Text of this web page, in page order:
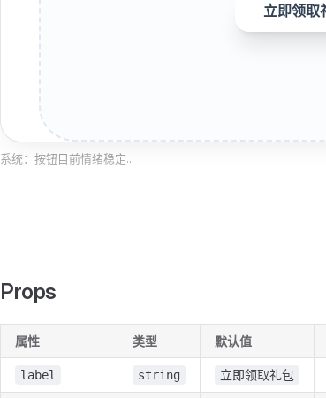
立即领取
系统：按钮目前情绪稳定...
Props
属性 类型 默认值
label string 立即领取礼包